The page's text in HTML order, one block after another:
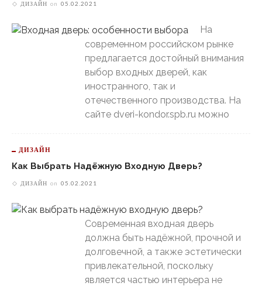
ДИЗАЙН on 05.02.2021
На
современном российском рынке
предлагается достойный внимания
выбор входных дверей, как
иностранного, так и
отечественного производства. На
сайте dveri-kondor.spb.ru можно
ДИЗАЙН
Как Выбрать Надёжную Входную Дверь?
ДИЗАЙН on 05.02.2021
Современная входная дверь
должна быть надёжной, прочной и
долговечной, а также эстетически
привлекательной, поскольку
является частью интерьера не